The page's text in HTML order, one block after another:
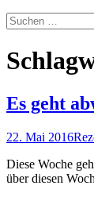
Suchen
nach:
Es geht
22. Mai 2016
Diese Woche
über diesen